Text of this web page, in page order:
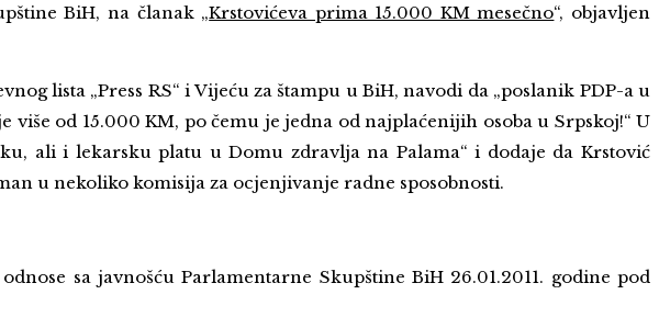
BiH, na članak „Krstovićeva prima 15.000 KM mesečno“, objavljen
lista „Press RS“ i Vijeću za štampu u BiH, navodi da „poslanik PDP-a u
od 15.000 KM, po čemu je jedna od najplaćenijih osoba u Srpskoj!“ U
ali i lekarsku platu u Domu zdravlja na Palama“ i dodaje da Krstović
u nekoliko komisija za ocjenjivanje radne sposobnosti.
sa javnošću Parlamentarne Skupštine BiH 26.01.2011. godine pod